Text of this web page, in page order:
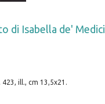
di Isabella de' Medici
ill., cm 13,5x21.